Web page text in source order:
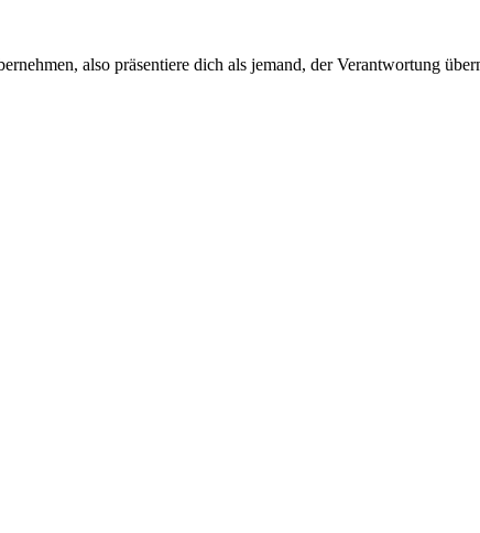
also präsentiere dich als jemand, der Verantwortung